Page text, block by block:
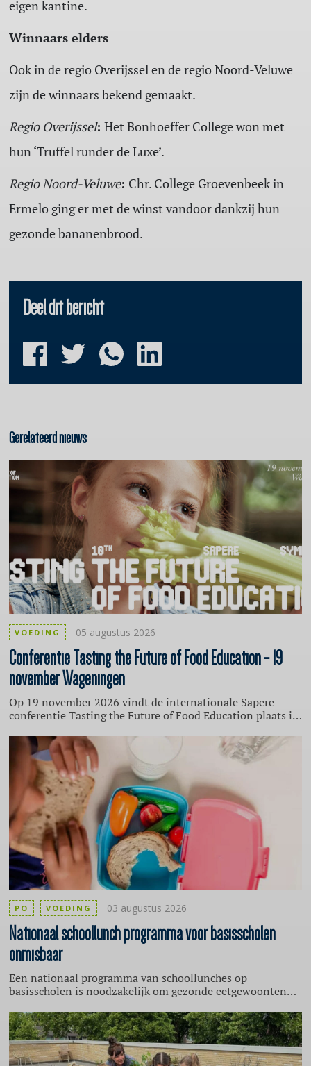
eigen kantine.
Winnaars elders
Ook in de regio Overijssel en de regio Noord-Veluwe
zijn de winnaars bekend gemaakt.
Regio Overijssel: Het Bonhoeffer College won met
hun ‘Truffel runder de Luxe’.
Regio Noord-Veluwe: Chr. College Groevenbeek in
Ermelo ging er met de winst vandoor dankzij hun
gezonde bananenbrood.
Deel dit bericht
Gerelateerd nieuws
ConferentieTasting the Future of Food Education - 19
november Wageningen
Op 19 november 2026 vindt de internationale Sapere-
conferentie Tasting the Future of Food Education plaats in
onderzoekers uit verschillende landen komen bijeen om
kennis, ervaringen en ideeën over voedseleducatie uit te
wisselen. Blik terug op ontwikkelingen binnen het
internationale voedseleducatielandschap en kijk vooruit
naar de richting waarin voedseleducatie zich verder kan
ontwikkelen. De conferentie is onder meer interessant
voor professionals in het onderwijs en de kinderopvang.
VOEDING 05 augustus 2026
Nationaalschoollunch programma voor basisscholen
onmisbaar
Een nationaal programma van schoollunches op
basisscholen is noodzakelijk om gezonde eetgewoonten
naar de impact van gezonde schoollunches dat Deloitte in
2024 deed in samenwerking met Kokkerelli Kids University
for Food & Health en Universiteit Maastricht. De
uitkomsten zijn nog altijd relevant.
PO VOEDING 03 augustus 2026